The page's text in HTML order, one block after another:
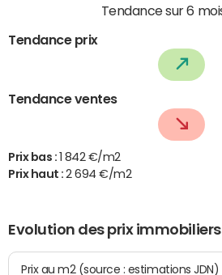
Tendance sur 6
Tendance prix
Tendance ventes
Prix bas :
1 842 €/m2
Prix haut :2 694 €/m2
Evolution des prix
Prix au m2 (source : estimations JDN)